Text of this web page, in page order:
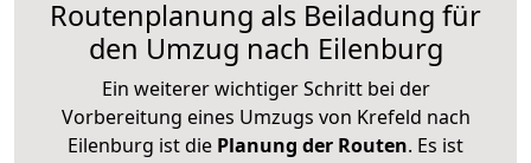
Routenplanung als Beiladung für
den Umzug nach Eilenburg
Ein weiterer wichtiger Schritt bei der
Vorbereitung eines Umzugs von Krefeld nach
Eilenburg ist die Planung der Routen. Es ist